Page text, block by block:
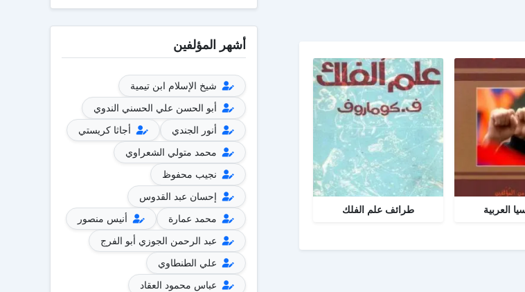
العربية طرائف علم الفلك
أشهر المؤلفين
شيخ الإسلام ابن تيمية
أبو الحسن علي الحسني الندوي
أنور الجندي
أجاثا كريستي
محمد متولي الشعراوي
نجيب محفوظ
إحسان عبد القدوس
محمد عمارة
أنيس منصور
عبد الرحمن الجوزي أبو الفرج
علي الطنطاوي
عباس محمود العقاد